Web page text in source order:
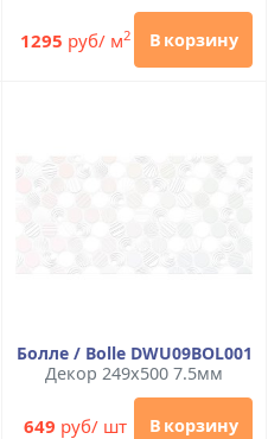
1295 руб/ м2 В корзину
Болле / Bolle DWU09BOL001
Декор 249x500 7.5мм
649 руб/ шт В корзину